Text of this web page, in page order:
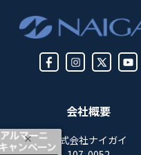
会社概要
株式会社ナイガイ